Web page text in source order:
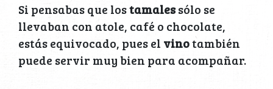
Si pensabas que lostamalessólo se
llevaban con atole, café o chocolate,
estás equivocado, pues el vinotambién
puede servir muy bien para acompañar.